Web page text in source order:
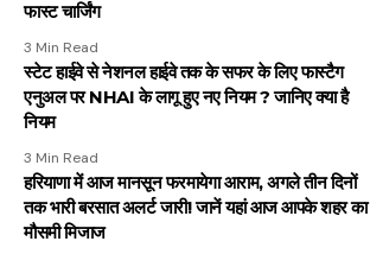
फास्ट चार्जिंग
3 Min Read
स्टेट हाईवे से नेशनल हाईवे तक के सफर के लिए फास्टैग
एनुअल पर NHAI के लागू हुए नए नियम ? जानिए क्या है
नियम
3 Min Read
हरियाणा में आज मानसून फरमायेगा आराम, अगले तीन दिनों
तक भारी बरसात अलर्ट जारी! जानें यहां आज आपके शहर का
मौसमी मिजाज